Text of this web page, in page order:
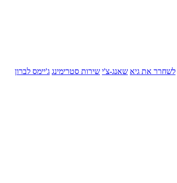
לשחרר את גיא שאנג-צ'י שירות סטרימינג ג'יימס לברון